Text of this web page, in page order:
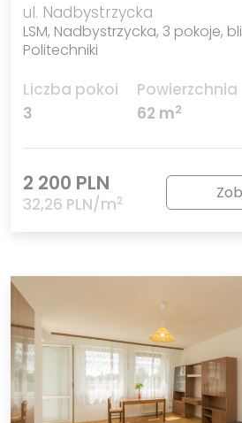
ul. Nadbystrzycka
LSM, Nadbystrzycka, 3 pokoje,
Politechniki
Liczba pokoi
3
Powierzchnia
62 m2
2 200 PLN
32,26 PLN/m2